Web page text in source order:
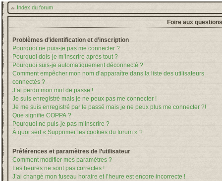
Index du forum
Foire aux
Problèmes d’identification et d’inscription
Pourquoi ne puis-je pas me connecter ?
Pourquoi dois-je m’inscrire après tout ?
Pourquoi suis-je automatiquement déconnecté ?
Comment empêcher mon nom d’apparaître dans la liste des utilisateurs
connectés ?
J’ai perdu mon mot de passe !
Je suis enregistré mais je ne peux pas me connecter !
Je me suis enregistré par le passé mais je ne peux plus me connecter ?!
Que signifie COPPA ?
Pourquoi ne puis-je pas m’inscrire ?
À quoi sert « Supprimer les cookies du forum » ?
Préférences et paramètres de l’utilisateur
Comment modifier mes paramètres ?
Les heures ne sont pas correctes !
J’ai changé mon fuseau horaire et l’heure est encore incorrecte !